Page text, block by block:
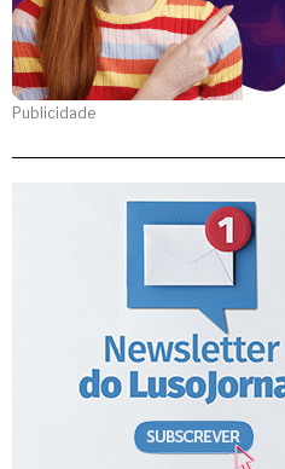
Publicidade